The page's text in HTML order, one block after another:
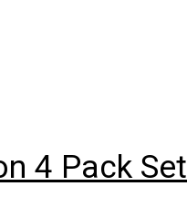
4 Pack Set